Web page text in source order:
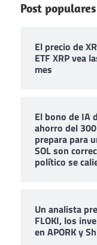
Post
El precio de
ETF XRP vea
mes
El bono de IA
ahorro del
prepara para
SOL son
político se
Un analista
FLOKI, los
en APORK y